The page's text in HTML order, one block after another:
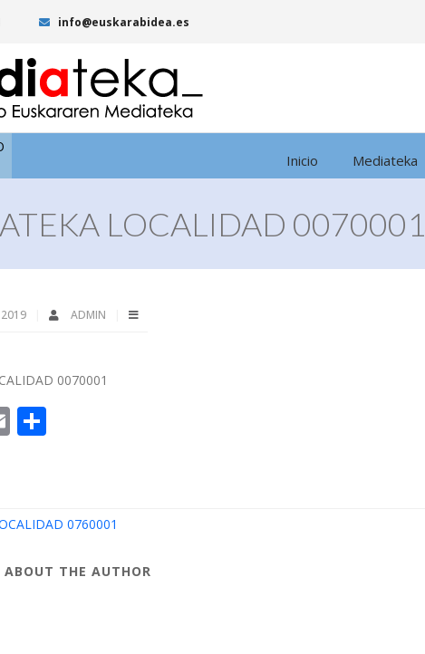
info@euskarabidea.es
Inicio Mediateka
LOCALIDAD 0070001
2019 ADMIN
0070001
Email
0760001
ABOUT THE AUTHOR